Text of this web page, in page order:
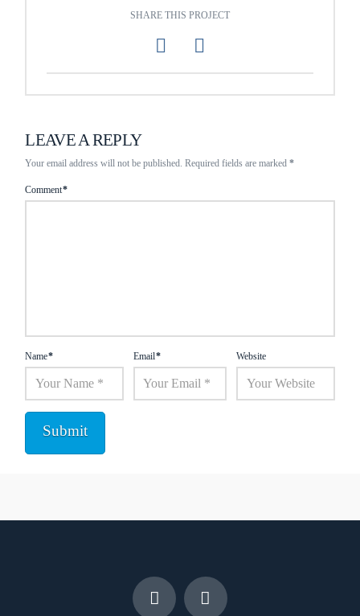
SHARE THIS PROJECT
LEAVE A REPLY
Your email address will not be published. Required fields are marked*
Comment*
Name* Email* Website